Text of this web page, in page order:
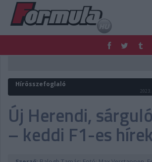
FORMULA
MOTOR
RETRO
PODCAST
SHOP
TIPPJÁTÉK
DIGITÁLIS MAGAZIN
Hírösszefoglaló
Új Herendi,
– keddi F1-es